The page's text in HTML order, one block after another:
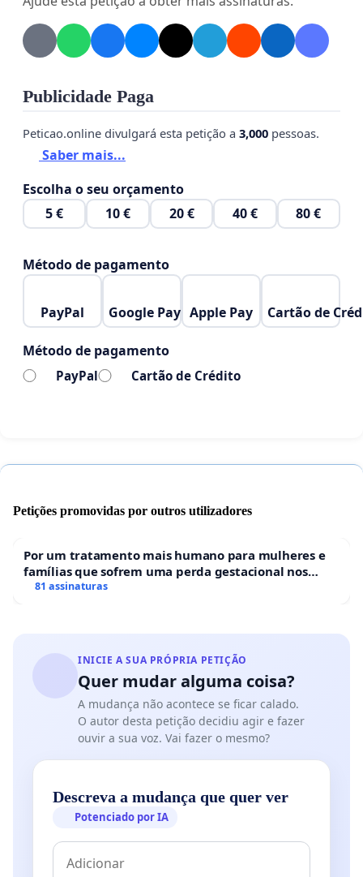
Publicidade Paga
Peticao.online divulgará esta petição a 3,000 pessoas.
Saber mais...
Escolha o seu orçamento
5 €
10 € 20 € 40 € 80 €
Método de pagamento
PayPal Google Pay Apple Pay Cartão de
Método de pagamento
PayPal Cartão de Crédito
Petições promovidas por outros utilizadores
Por um tratamento mais humano para mulheres e
famílias que sofrem uma perda gestacional nos
hospitais portugueses
81 assinaturas
INICIE A SUA PRÓPRIA PETIÇÃO
Quer mudar alguma coisa?
A mudança não acontece se ficar calado.
O autor desta petição decidiu agir e fazer
ouvir a sua voz. Vai fazer o mesmo?
Descreva a mudança que quer ver
Potenciado por IA